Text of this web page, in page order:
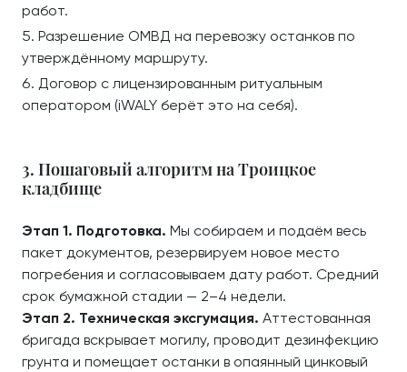
работ.
Разрешение ОМВД на перевозку останков по
утверждённому маршруту.
Договор с лицензированным ритуальным
оператором (iWALY берёт это на себя).
3. Пошаговый алгоритм на Троицкое
кладбище
Этап 1. Подготовка. Мы собираем и подаём весь
пакет документов, резервируем новое место
погребения и согласовываем дату работ. Средний
срок бумажной стадии — 2–4 недели.
Этап 2. Техническая эксгумация. Аттестованная
бригада вскрывает могилу, проводит дезинфекцию
грунта и помещает останки в опаянный цинковый